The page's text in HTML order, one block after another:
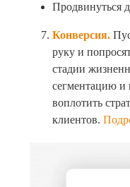
Продвинуться
Конверсия.
руку и
стадии
сегментацию и
воплотить
клиентов.